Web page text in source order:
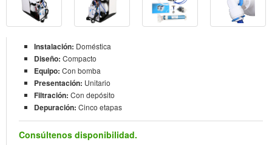
Instalación: Doméstica
Diseño: Compacto
Equipo: Con bomba
Presentación: Unitario
Filtración: Con depósito
Depuración: Cinco etapas
Consúltenos disponibilidad.